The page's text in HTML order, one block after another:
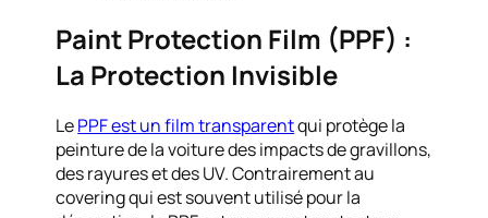
Paint Protection Film (PPF) :
La Protection Invisible
LePPF est un film transparentqui protège la
peinture de la voiture des impacts de gravillons,
des rayures et des UV. Contrairement au
covering qui est souvent utilisé pour la